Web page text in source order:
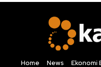
Home News Ekonomi